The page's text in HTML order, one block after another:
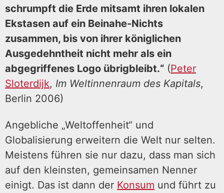
schrumpft die Erde mitsamt ihren lokalen
Ekstasen auf ein Beinahe-Nichts
zusammen, bis von ihrer königlichen
Ausgedehntheit nicht mehr als ein
abgegriffenes Logo übrigbleibt.“ (Peter
Sloterdijk, Im Weltinnenraum des Kapitals,
Berlin 2006)
Angebliche „Weltoffenheit“ und
Globalisierung erweitern die Welt nur selten.
Meistens führen sie nur dazu, dass man sich
auf den kleinsten, gemeinsamen Nenner
einigt. Das ist dann der Konsum und führt zu